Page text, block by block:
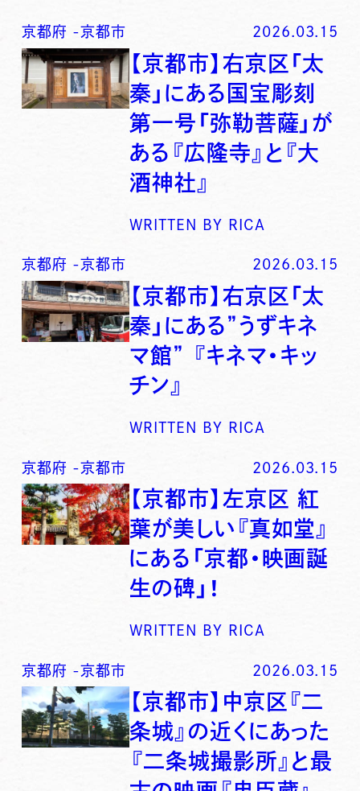
京都府 -京都市 2026.03.15
【京都市】右京区「太
秦」にある国宝彫刻
第一号「弥勒菩薩」が
ある『広隆寺』と『大
酒神社』
WRITTEN BY RICA
京都府 -京都市 2026.03.15
【京都市】右京区「太
秦」にある”うずキネ
マ館” 『キネマ・キッ
チン』
WRITTEN BY RICA
京都府 -京都市 2026.03.15
【京都市】左京区 紅
葉が美しい『真如堂』
にある「京都・映画誕
生の碑」！
WRITTEN BY RICA
京都府 -京都市 2026.03.15
【京都市】中京区『二
条城』の近くにあった
『二条城撮影所』と最